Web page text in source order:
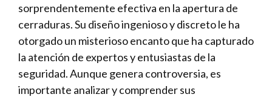
sorprendentemente efectiva‌ en la apertura de
cerraduras. Su diseño ingenioso y discreto le ha⁣
otorgado ⁢un misterioso⁣ encanto que ha capturado
la atención‍ de expertos​ y entusiastas ⁤de la
seguridad. Aunque⁢ genera controversia, es
importante⁣ analizar y comprender sus